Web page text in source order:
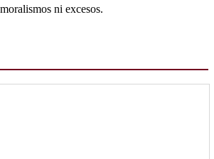
ni excesos.